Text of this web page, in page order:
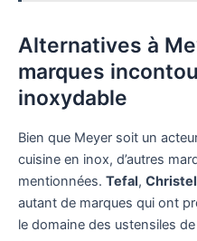
Alternatives à
marques
inoxydable
Bien que Meyer soit un
cuisine en inox, d’autres
mentionnées. Tefal, Christel
autant de marques qui ont
le domaine des ustensiles